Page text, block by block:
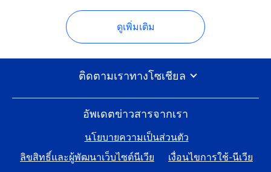
ดูเพิ่มเติม
อัพเดตข่าวสารจากเรา
นโยบายความเป็นส่วนตัว
ลิขสิทธิ์และผู้พัฒนาเว็บไซต์นีเวีย
เงื่อนไขการใช้-นีเวีย
ติดตามเราทางโซเชียล